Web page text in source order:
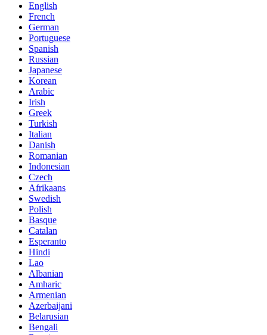
English
French
German
Portuguese
Spanish
Russian
Japanese
Korean
Arabic
Irish
Greek
Turkish
Italian
Danish
Romanian
Indonesian
Czech
Afrikaans
Swedish
Polish
Basque
Catalan
Esperanto
Hindi
Lao
Albanian
Amharic
Armenian
Azerbaijani
Belarusian
Bengali